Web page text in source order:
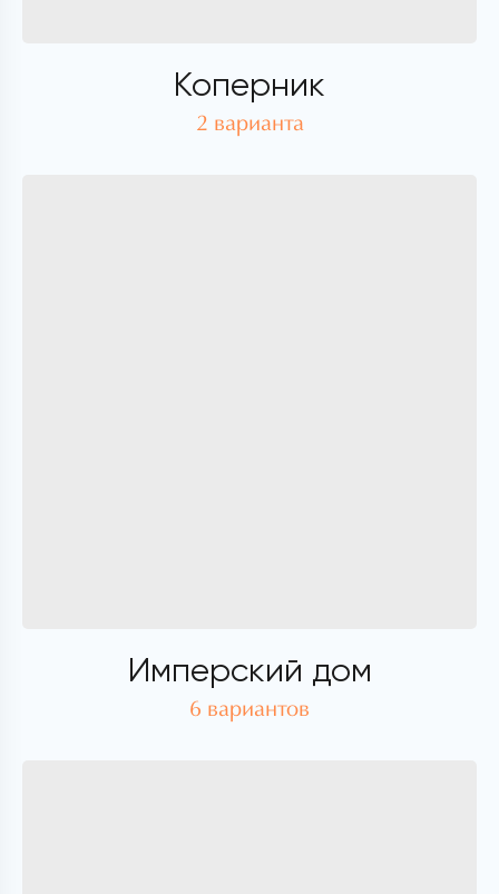
Коперник
2 варианта
Имперский дом
6 вариантов